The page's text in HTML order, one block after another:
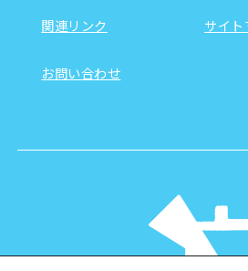
関連リンク サイ
お問い合わせ